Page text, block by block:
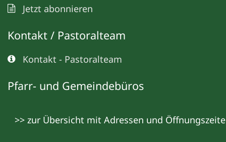
Jetzt abonnieren
Kontakt / Pastoralteam
Kontakt - Pastoralteam
Pfarr- und Gemeindebüros
>> zur Übersicht mit Adressen und